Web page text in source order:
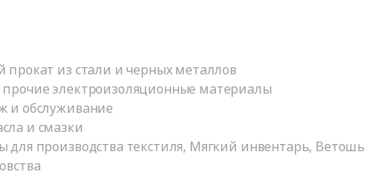
из стали и черных металлов
электроизоляционные материалы
и обслуживание
и смазки
производства текстиля, Мягкий инвентарь, Ветошь